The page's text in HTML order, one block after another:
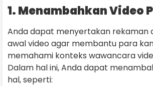
1. Menambahkan Video
Anda dapat menyertakan rekaman
awal video agar membantu para
memahami konteks wawancara
Dalam hal ini, Anda dapat
hal, seperti: